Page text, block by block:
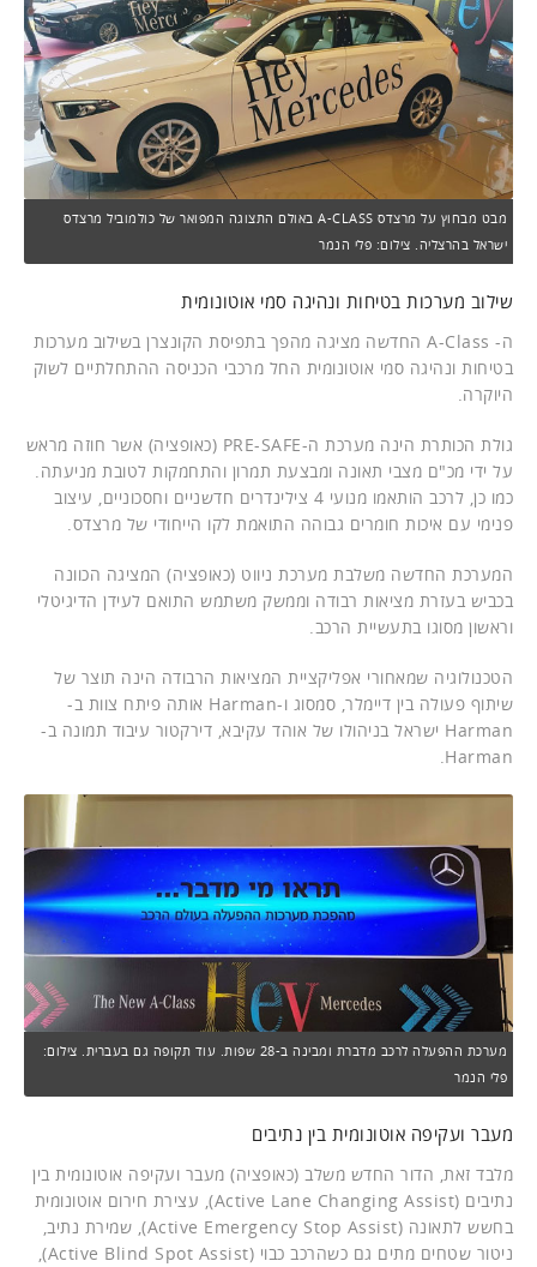
מבט מבחוץ על מרצדס A-CLASS באולם התצוגה המפואר של כולמוביל מרצדס
ישראל בהרצליה. צילום: פלי הנמר
שילוב מערכות בטיחות ונהיגה סמי אוטונומית
ה- A-Class החדשה מציגה מהפך בתפיסת הקונצרן בשילוב מערכות
בטיחות ונהיגה סמי אוטונומית החל מרכבי הכניסה ההתחלתיים לשוק
היוקרה.
גולת הכותרת הינה מערכת ה-PRE-SAFE (כאופציה) אשר חוזה מראש
על ידי מכ"ם מצבי תאונה ומבצעת תמרון והתחמקות לטובת מניעתה.
כמו כן, לרכב הותאמו מנועי 4 צילינדרים חדשניים וחסכוניים, עיצוב
פנימי עם איכות חומרים גבוהה התואמת לקו הייחודי של מרצדס.
המערכת החדשה משלבת מערכת ניווט (כאופציה) המציגה הכוונה
בכביש בעזרת מציאות רבודה וממשק משתמש התואם לעידן הדיגיטלי
וראשון מסוגו בתעשיית הרכב.
הטכנולוגיה שמאחורי אפליקציית המציאות הרבודה הינה תוצר של
שיתוף פעולה בין דיימלר, סמסוג ו-Harman אותה פיתח צוות ב-
Harman ישראל בניהולו של אוהד עקיבא, דירקטור עיבוד תמונה ב-
Harman.
מערכת ההפעלה לרכב מדברת ומבינה ב-28 שפות. עוד תקופה גם בעברית. צילום:
פלי הנמר
מעבר ועקיפה אוטונומית בין נתיבים
מלבד זאת, הדור החדש משלב (כאופציה) מעבר ועקיפה אוטונומית בין
נתיבים (Active Lane Changing Assist), עצירת חירום אוטונומית
בחשש לתאונה (Active Emergency Stop Assist), שמירת נתיב,
ניטור שטחים מתים גם כשהרכב כבוי (Active Blind Spot Assist),